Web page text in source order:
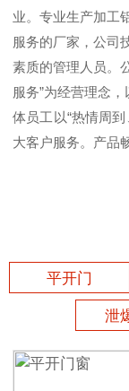
业。专业生产加工
服务的厂家，公司
素质的管理人员。
服务”为经营理念
体员工以“热情周
大客户服务。产品
平开门
泄